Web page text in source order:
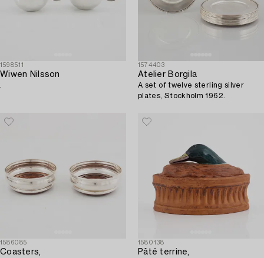
1598511
Wiwen Nilsson
1574403
Atelier Borgila
A set of twelve sterling silver
plates, Stockholm 1962.
1586085
Coasters,
1580138
Pâté terrine,